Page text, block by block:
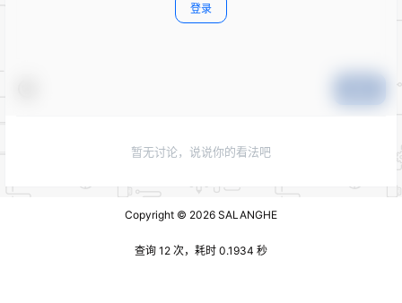
登录
暂无讨论，说说你的看法吧
Copyright © 2026 SALANGHE
查询 12 次，耗时 0.1934 秒